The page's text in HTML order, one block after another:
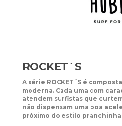
ROCKET´S
A série ROCKET´S é
moderna. Cada uma com
atendem surfistas que
não dispensam uma boa
próximo do estilo pranchinha.